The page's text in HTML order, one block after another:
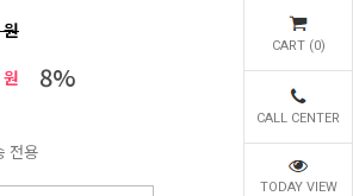
CART (0)
CALL CENTER
TODAY VIEW
8%
전용